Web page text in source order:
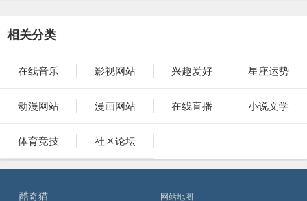
相关分类
在线音乐 影视网站 兴趣爱好 星座运势
动漫网站 漫画网站 在线直播 小说文学
体育竞技 社区论坛
酷奇猫 网站地图